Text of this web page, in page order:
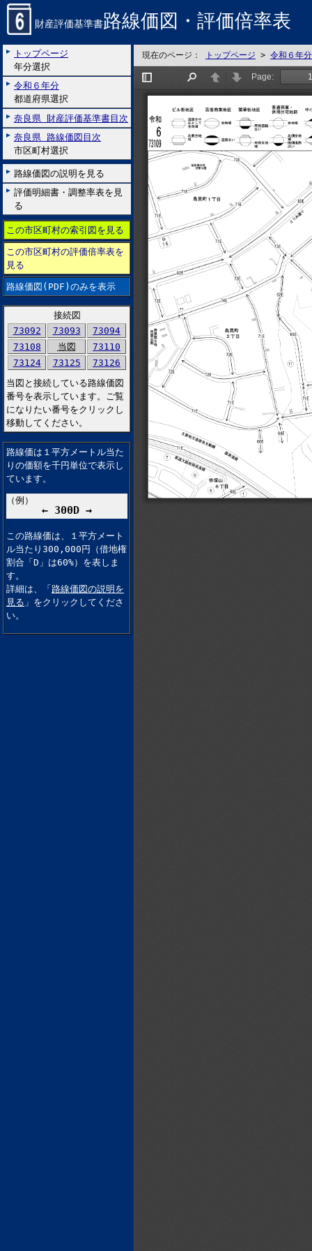
財産評価基準書路線価図・評価倍率表
トップページ
年分選択
令和６年分
都道府県選択
奈良県 財産評価基準書目次
奈良県 路線価図目次
市区町村選択
路線価図の説明を見る
評価明細書・調整率表を見
る
この市区町村の索引図を見る
この市区町村の評価倍率表を
見る
路線価図(PDF)のみを表示
接続図
73092
73093
73094
73108
当図
73110
73124
73125
73126
当図と接続している路線価図
番号を表示しています。ご覧
になりたい番号をクリックし
移動してください。
路線価は１平方メートル当た
りの価額を千円単位で表示し
ています。
（例）
← 300D →
この路線価は、１平方メート
ル当たり300,000円（借地権
割合「D」は60%）を表しま
す。
詳細は、「 路線価図の説明を
見る 」をクリックしてくださ
い。
現在のページ： トップページ > 令和６年分